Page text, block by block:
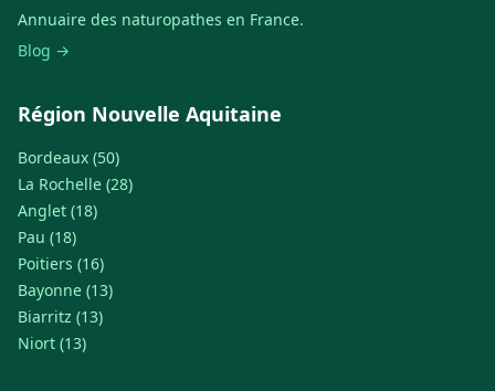
Annuaire des naturopathes en France.
Blog →
Région Nouvelle Aquitaine
Bordeaux (50)
La Rochelle (28)
Anglet (18)
Pau (18)
Poitiers (16)
Bayonne (13)
Biarritz (13)
Niort (13)